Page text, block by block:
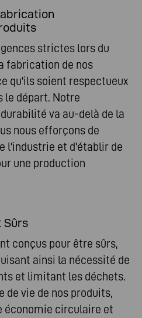
strictes lors du
fabrication de nos
qu'ils soient respectueux
le départ. Notre
va au-delà de la
nous efforçons de
l'industrie et d'établir de
une production
Sûrs
conçus pour être sûrs,
ainsi la nécessité de
et limitant les déchets.
de vie de nos produits,
économie circulaire et